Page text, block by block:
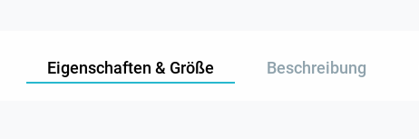
Eigenschaften & Größe Beschreibung